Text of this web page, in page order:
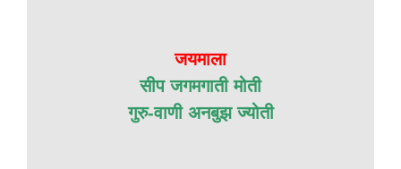
जयमाला
सीप जगमगाती मोती
गुरु-वाणी अनबुझ ज्योती